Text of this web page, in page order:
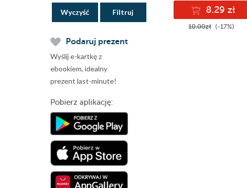
Wyczyść
Podaruj prezent
Wyślij e-kartkę z
ebookiem, idealny
prezent last-minute!
Pobierz aplikację:
8.29 zł
10.00zł (-17%)